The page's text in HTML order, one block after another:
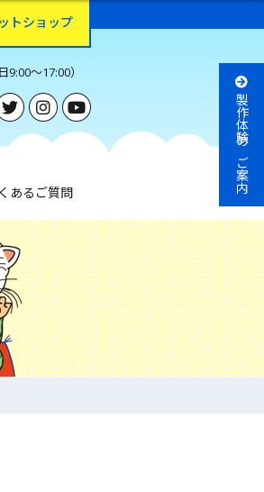
トショップ
9:00～17:00）
あるご質問 製作体験のご案内